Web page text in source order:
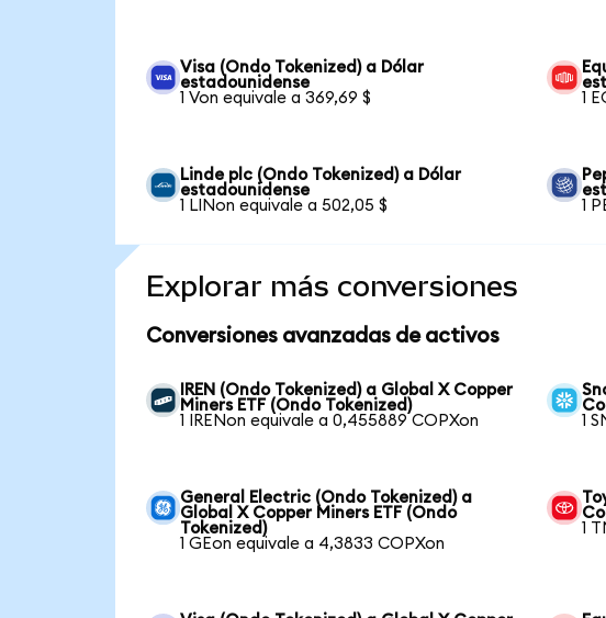
Visa (Ondo Tokenized) a Dólar
estadounidense
1 Von equivale a 369,69 $
1
Linde plc (Ondo Tokenized) a Dólar
estadounidense
1 LINon equivale a 502,05 $
1
Explorar más conversiones
Conversiones avanzadas de activos
IREN (Ondo Tokenized) a Global X Copper
Miners ETF (Ondo Tokenized)
1 IRENon equivale a 0,455889 COPXon
1
General Electric (Ondo Tokenized) a
Global X Copper Miners ETF (Ondo
Tokenized)
1 GEon equivale a 4,3833 COPXon
1